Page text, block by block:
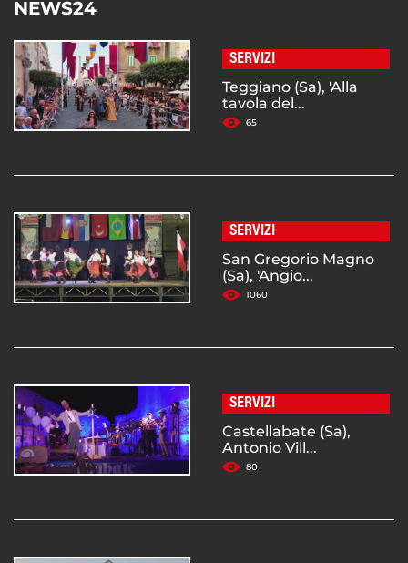
NEWS24
SERVIZI
Teggiano (Sa), 'Alla
tavola del...
65
SERVIZI
San Gregorio Magno
(Sa), 'Angio...
1060
SERVIZI
Castellabate (Sa),
Antonio Vill...
80